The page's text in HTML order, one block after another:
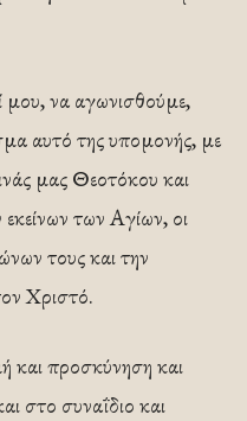
μου, να αγωνισθούμε,
αυτό της υπομονής, με
μας Θεοτόκου και
των Αγίων, οι
τους και την
Χριστό.
και προσκύ­νηση και
στο συναΐδιο και